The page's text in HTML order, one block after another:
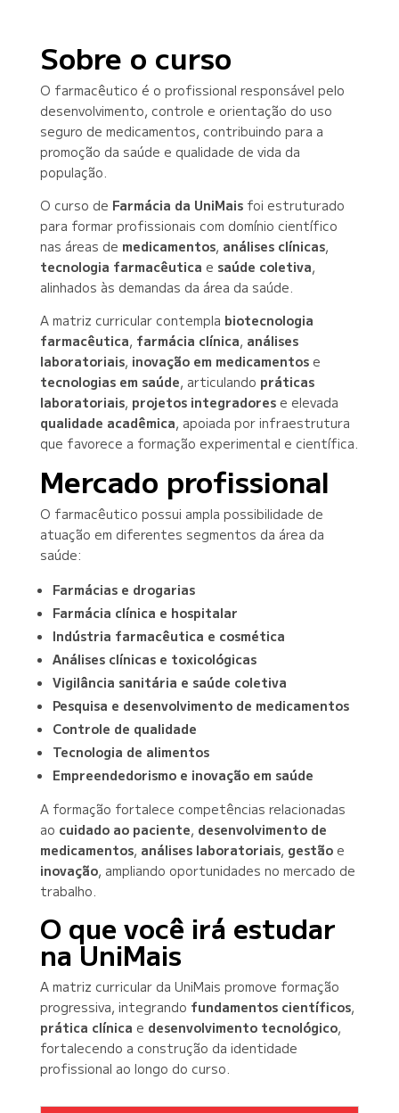
Sobre o curso
O farmacêutico é o profissional responsável pelo
desenvolvimento, controle e orientação do uso
seguro de medicamentos, contribuindo para a
promoção da saúde e qualidade de vida da
população.
O curso de Farmácia da UniMaisfoi estruturado
para formar profissionais com domínio científico
nas áreas de medicamentos, análises clínicas,
tecnologia farmacêutica e saúde coletiva,
alinhados às demandas da área da saúde.
A matriz curricular contempla biotecnologia
farmacêutica, farmácia clínica, análises
laboratoriais, inovação em medicamentose
tecnologias em saúde, articulando práticas
laboratoriais, projetos integradorese elevada
qualidade acadêmica, apoiada por infraestrutura
que favorece a formação experimental e científica.
Mercado profissional
O farmacêutico possui ampla possibilidade de
atuação em diferentes segmentos da área da
saúde:
Farmácias e drogarias
Farmácia clínica e hospitalar
Indústria farmacêutica e cosmética
Análises clínicas e toxicológicas
Vigilância sanitária e saúde coletiva
Pesquisa e desenvolvimento de medicamentos
Controle de qualidade
Tecnologia de alimentos
Empreendedorismo e inovação em saúde
A formação fortalece competências relacionadas
ao cuidado ao paciente, desenvolvimento de
medicamentos, análises laboratoriais, gestãoe
inovação, ampliando oportunidades no mercado de
trabalho.
O que você irá estudar
na UniMais
A matriz curricular da UniMais promove formação
progressiva, integrando fundamentos científicos,
prática clínica e desenvolvimento tecnológico,
fortalecendo a construção da identidade
profissional ao longo do curso.